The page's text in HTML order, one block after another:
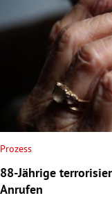
Prozess
88-Jährige
Anrufen